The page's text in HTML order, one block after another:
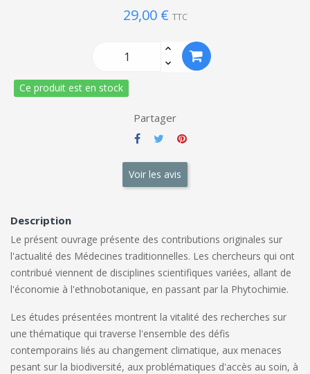
29,00 € TTC
Ce produit est en stock
Partager
Voir les avis
Description
Le présent ouvrage présente des contributions originales sur
l'actualité des Médecines traditionnelles. Les chercheurs qui ont
contribué viennent de disciplines scientifiques variées, allant de
l'économie à l'ethnobotanique, en passant par la Phytochimie.
Les études présentées montrent la vitalité des recherches sur
une thématique qui traverse l'ensemble des défis
contemporains liés au changement climatique, aux menaces
pesant sur la biodiversité, aux problématiques d'accès au soin, à